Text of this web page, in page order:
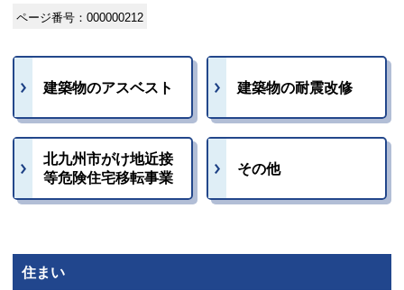
ページ番号：000000212
建築物のアスベスト 建築物の耐震改修
北九州市がけ地近接
等危険住宅移転事業
その他
住まい